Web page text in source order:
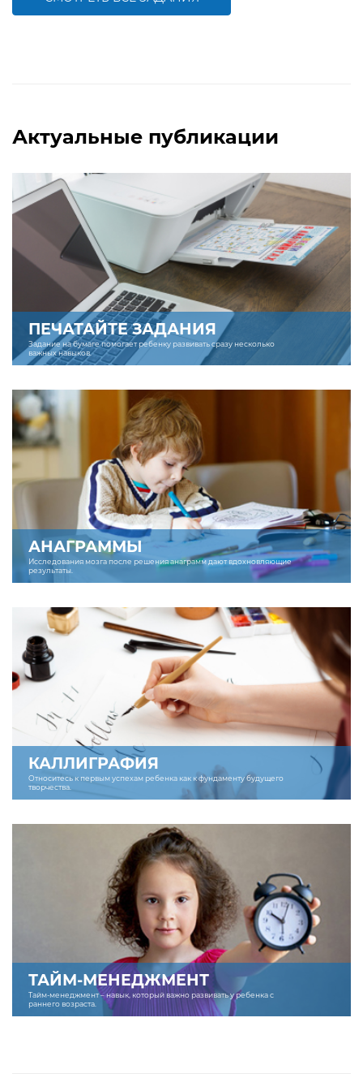
Актуальные публикации
ПЕЧАТАЙТЕ ЗАДАНИЯ
Задание на бумаге помогает ребенку развивать сразу несколько
важных навыков.
АНАГРАММЫ
Исследования мозга после решения анаграмм дают вдохновляющие
результаты.
КАЛЛИГРАФИЯ
Относитесь к первым успехам ребенка как к фундаменту будущего
творчества.
ТАЙМ-МЕНЕДЖМЕНТ
Тайм-менеджмент – навык, который важно развивать у ребенка с
раннего возраста.